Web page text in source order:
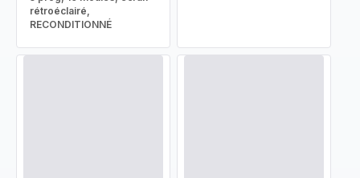
rétroéclairé,
RECONDITIONNÉ